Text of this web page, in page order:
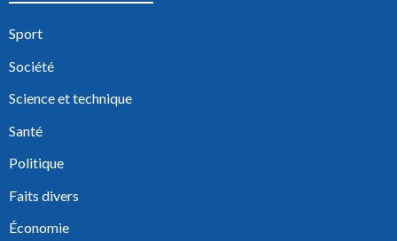
Sport
Société
Science et technique
Santé
Politique
Faits divers
Économie